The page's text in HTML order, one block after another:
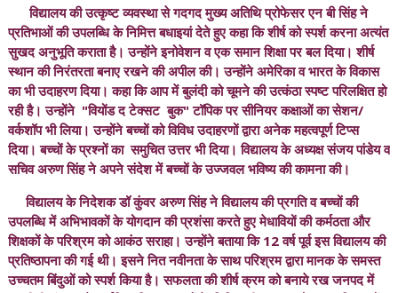
विद्यालय की उत्कृष्ट व्यवस्था से गदगद मुख्य अतिथि प्रोफेसर एन बी सिंह ने
प्रतिभाओं की उपलब्धि के निमित्त बधाइयां देते हुए कहा कि शीर्ष को स्पर्श करना अत्यंत
सुखद अनुभूति कराता है। उन्होंने इनोवेशन व एक समान शिक्षा पर बल दिया। शीर्ष
स्थान की निरंतरता बनाए रखने की अपील की। उन्होंने अमेरिका व भारत के विकास
का भी उदाहरण दिया। कहा कि आप में बुलंदी को चूमने की उत्कंठा स्पष्ट परिलक्षित हो
रही है। उन्होंने "वियोंड द टेक्सट बुक" टॉपिक पर सीनियर कक्षाओं का सेशन/
वर्कशॉप भी लिया। उन्होंने बच्चों को विविध उदाहरणों द्वारा अनेक महत्वपूर्ण टिप्स
दिया। बच्चों के प्रश्नों का समुचित उत्तर भी दिया। विद्यालय के अध्यक्ष संजय पांडेय व
सचिव अरुण सिंह ने अपने संदेश में बच्चों के उज्जवल भविष्य की कामना की।
विद्यालय के निदेशक डॉ कुंवर अरुण सिंह ने विद्यालय की प्रगति व बच्चों की
उपलब्धि में अभिभावकों के योगदान की प्रशंसा करते हुए मेधावियों की कर्मठता और
शिक्षकों के परिश्रम को आकंठ सराहा। उन्होंने बताया कि 12 वर्ष पूर्व इस विद्यालय की
प्रतिष्ठापना की गई थी। इसने नित नवीनता के साथ परिश्रम द्वारा मानक के समस्त
उच्चतम बिंदुओं को स्पर्श किया है। सफलता की शीर्ष क्रम को बनाये रख जनपद में